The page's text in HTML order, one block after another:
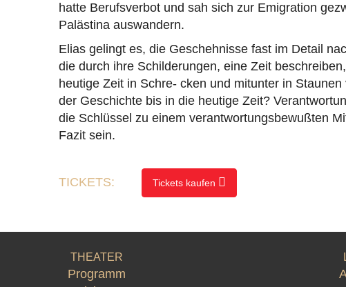
hatte Berufsverbot und sah sich zur Emigration
Palästina auswandern.
Elias gelingt es, die Geschehnisse fast im Detail
die durch ihre Schilderungen, eine Zeit
heutige Zeit in Schre- cken und mitunter in
der Geschichte bis in die heutige Zeit?
die Schlüssel zu einem verantwortungsbewußten
Fazit sein.
TICKETS: Tickets kaufen
THEATER
Programm